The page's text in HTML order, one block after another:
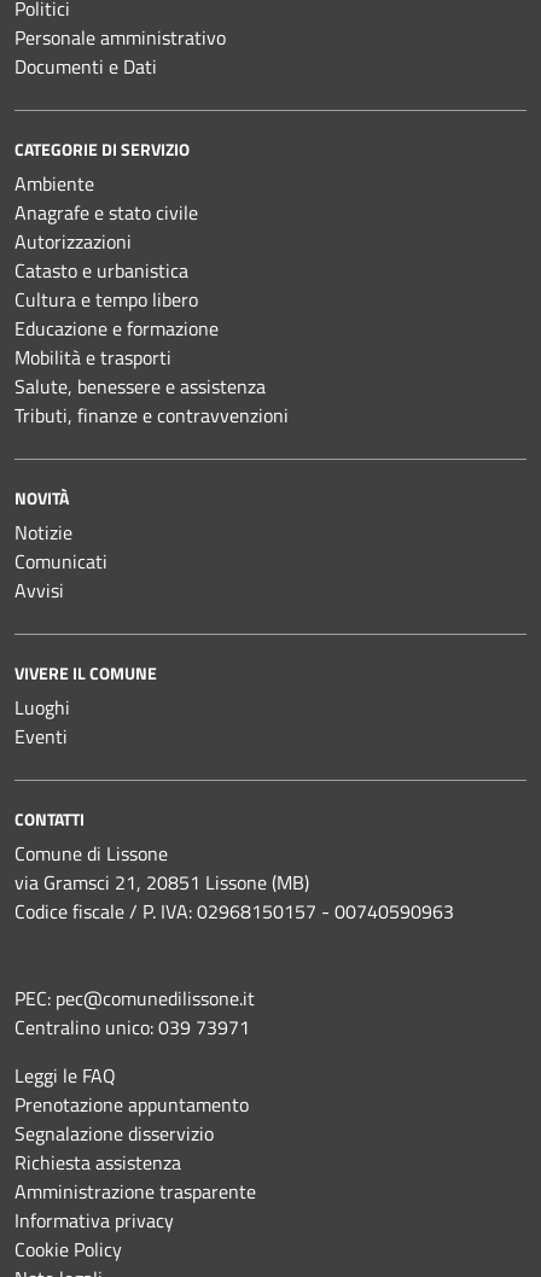
Politici
Personale amministrativo
Documenti e Dati
CATEGORIE DI SERVIZIO
Ambiente
Anagrafe e stato civile
Autorizzazioni
Catasto e urbanistica
Cultura e tempo libero
Educazione e formazione
Mobilità e trasporti
Salute, benessere e assistenza
Tributi, finanze e contravvenzioni
NOVITÀ
Notizie
Comunicati
Avvisi
VIVERE IL COMUNE
Luoghi
Eventi
CONTATTI
Comune di Lissone
via Gramsci 21, 20851 Lissone (MB)
Codice fiscale / P. IVA: 02968150157 - 00740590963
PEC: pec@comunedilissone.it
Centralino unico:039 73971
Leggi le FAQ
Prenotazione appuntamento
Segnalazione disservizio
Richiesta assistenza
Amministrazione trasparente
Informativa privacy
Cookie Policy